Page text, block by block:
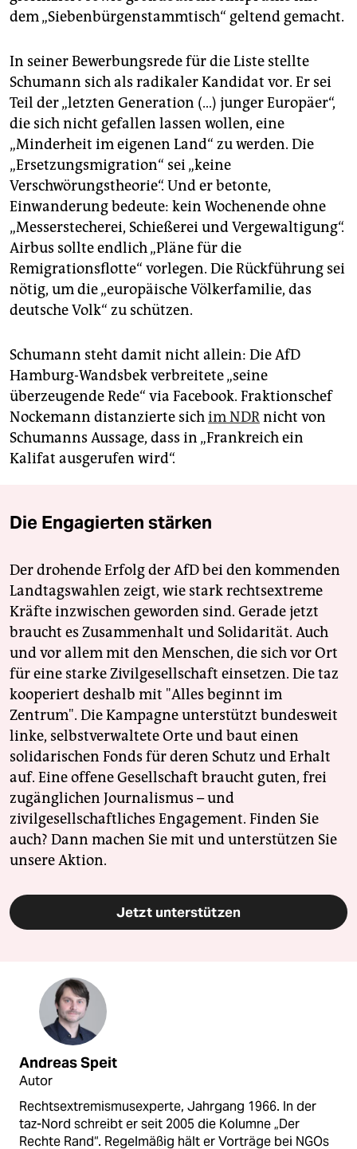
dem „Siebenbürgenstammtisch“ geltend gemacht.
In seiner Bewerbungsrede für die Liste stellte
Schumann sich als radikaler Kandidat vor. Er sei
Teil der „letzten Generation (…) junger Europäer“,
die sich nicht gefallen lassen wollen, eine
„Minderheit im eigenen Land“ zu werden. Die
„Ersetzungsmigration“ sei „keine
Verschwörungstheorie“. Und er betonte,
Einwanderung bedeute: kein Wochenende ohne
„Messerstecherei, Schießerei und Vergewaltigung“.
Airbus sollte endlich „Pläne für die
Remigrationsflotte“ vorlegen. Die Rückführung sei
nötig, um die „europäische Völkerfamilie, das
deutsche Volk“ zu schützen.
Schumann steht damit nicht allein: Die AfD
Hamburg-Wandsbek verbreitete „seine
überzeugende Rede“ via Facebook. Fraktionschef
Nockemann distanzierte sichim NDRnicht von
Schumanns Aussage, dass in „Frankreich ein
Kalifat ausgerufen wird“.
Die Engagierten stärken
Der drohende Erfolg der AfD bei den kommenden
Landtagswahlen zeigt, wie stark rechtsextreme
Kräfte inzwischen geworden sind. Gerade jetzt
braucht es Zusammenhalt und Solidarität. Auch
und vor allem mit den Menschen, die sich vor Ort
für eine starke Zivilgesellschaft einsetzen. Die taz
kooperiert deshalb mit "Alles beginnt im
Zentrum". Die Kampagne unterstützt bundesweit
linke, selbstverwaltete Orte und baut einen
solidarischen Fonds für deren Schutz und Erhalt
auf. Eine offene Gesellschaft braucht guten, frei
zugänglichen Journalismus – und
zivilgesellschaftliches Engagement. Finden Sie
auch? Dann machen Sie mit und unterstützen Sie
unsere Aktion.
Jetzt unterstützen
Andreas Speit
Autor
Rechtsextremismusexperte, Jahrgang 1966. In der
taz-Nord schreibt er seit 2005 die Kolumne „Der
Rechte Rand“. Regelmäßig hält er Vorträge bei NGOs